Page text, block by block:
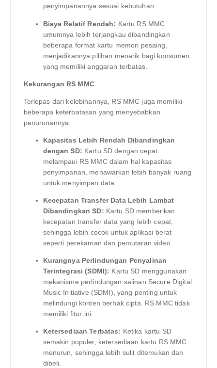
penyimpanannya sesuai kebutuhan.
Biaya Relatif Rendah: Kartu RS MMC
umumnya lebih terjangkau dibandingkan
beberapa format kartu memori pesaing,
menjadikannya pilihan menarik bagi konsumen
yang memiliki anggaran terbatas.
Kekurangan RS MMC
Terlepas dari kelebihannya, RS MMC juga memiliki
beberapa keterbatasan yang menyebabkan
penurunannya:
Kapasitas Lebih Rendah Dibandingkan
dengan SD: Kartu SD dengan cepat
melampaui RS MMC dalam hal kapasitas
penyimpanan, menawarkan lebih banyak ruang
untuk menyimpan data.
Kecepatan Transfer Data Lebih Lambat
Dibandingkan SD: Kartu SD memberikan
kecepatan transfer data yang lebih cepat,
sehingga lebih cocok untuk aplikasi berat
seperti perekaman dan pemutaran video.
Kurangnya Perlindungan Penyalinan
Terintegrasi (SDMI): Kartu SD menggunakan
mekanisme perlindungan salinan Secure Digital
Music Initiative (SDMI), yang penting untuk
melindungi konten berhak cipta. RS MMC tidak
memiliki fitur ini.
Ketersediaan Terbatas: Ketika kartu SD
semakin populer, ketersediaan kartu RS MMC
menurun, sehingga lebih sulit ditemukan dan
dibeli.